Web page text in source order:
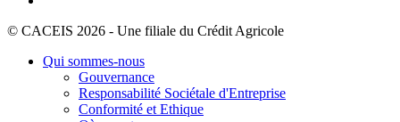
© CACEIS 2026 - Une filiale du Crédit Agricole
Qui sommes-nous
Gouvernance
Responsabilité Sociétale d'Entreprise
Conformité et Ethique